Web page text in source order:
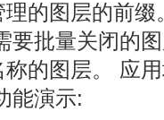
的图层的前
要批量关闭的
的图层。 应
能演示: